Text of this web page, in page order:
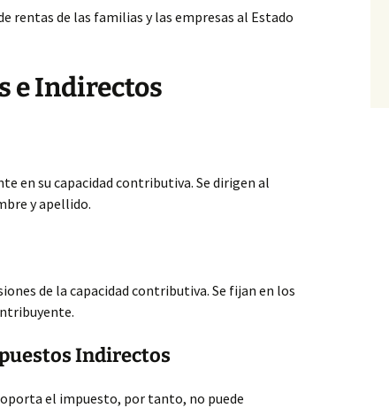
rentas de las familias y las empresas al Estado
e Indirectos
en su capacidad contributiva. Se dirigen al
y apellido.
de la capacidad contributiva. Se fijan en los
Indirectos
el impuesto, por tanto, no puede